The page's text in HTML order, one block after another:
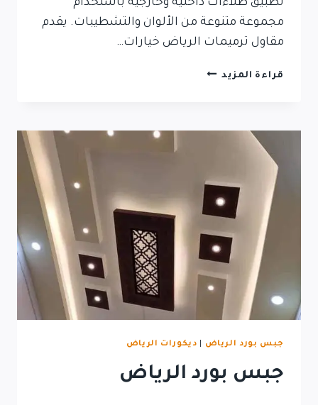
تطبيق طلاءات داخلية وخارجية باستخدام
مجموعة متنوعة من الألوان والتشطيبات. يقدم
مقاول ترميمات الرياض خيارات…
قراءة المزيد
جبس بورد الرياض ديكورات الرياض
جبس بورد الرياض